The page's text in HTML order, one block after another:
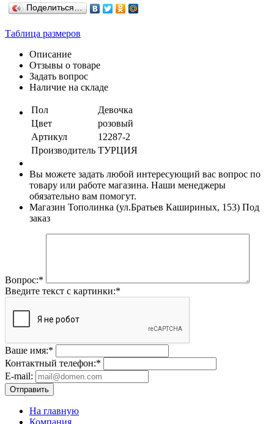
Поделиться…
Таблица размеров
Описание
Отзывы о товаре
Задать вопрос
Наличие на складе
Пол
Девочка
Цвет
розовый
Артикул
12287-2
Производитель ТУРЦИЯ
Вы можете задать любой интересующий вас вопрос по
товару или работе магазина. Наши менеджеры
обязательно вам помогут.
Магазин Тополинка (ул.Братьев Кашириных, 153) Под
заказ
Вопрос:*
Введите текст с картинки:*
Ваше имя:*
Контактный телефон:*
E-mail:
Отправить
На главную
Компания